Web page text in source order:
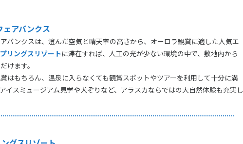
ェアバンクス
バンクスは、澄んだ空気と晴天率の高さから、オーロラ観賞に適した人気エ
リングスリゾートに滞在すれば、人工の光が少ない環境の中で、敷地内から
けます。
はもちろん、温泉に入らなくても観賞スポットやツアーを利用して十分に満
イスミュージアム見学や犬ぞりなど、アラスカならではの大自然体験も充実し